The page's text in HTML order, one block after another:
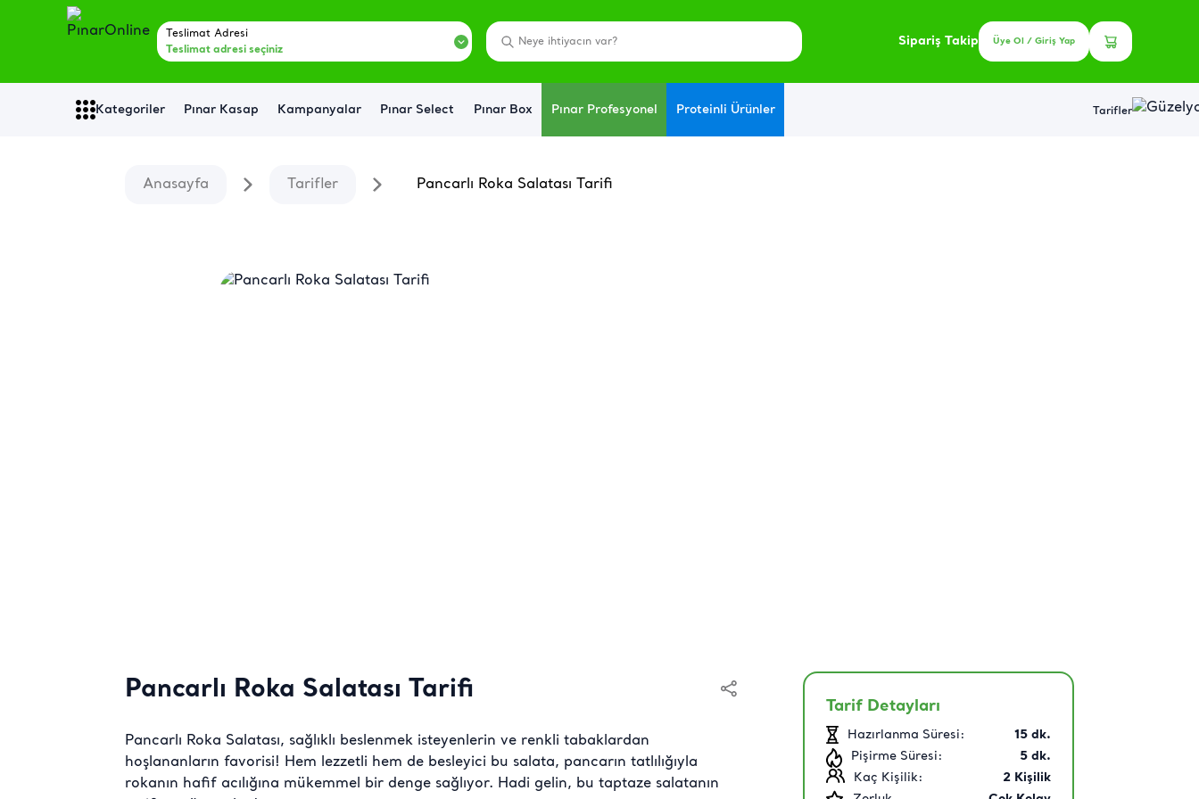
Teslimat Adresi
Teslimat adresi seçiniz
Sipariş Takip Üye Ol / Giriş Yap
Kategoriler Pınar Kasap Kampanyalar Pınar Select Pınar Box Pınar Profesyonel Proteinli Ürünler Tarifler
Anasayfa Tarifler Pancarlı Roka Salatası Tarifi
Pancarlı Roka Salatası Tarifi
Pancarlı Roka Salatası, sağlıklı beslenmek isteyenlerin ve renkli tabaklardan
hoşlananların favorisi! Hem lezzetli hem de besleyici bu salata, pancarın tatlılığıyla
rokanın hafif acılığına mükemmel bir denge sağlıyor. Hadi gelin, bu taptaze salatanın
Tarif Detayları
Hazırlanma Süresi: 15 dk.
Pişirme Süresi:
5 dk.
Kaç Kişilik:
2 Kişilik